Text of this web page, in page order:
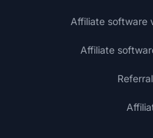
Affiliate software
Affiliate